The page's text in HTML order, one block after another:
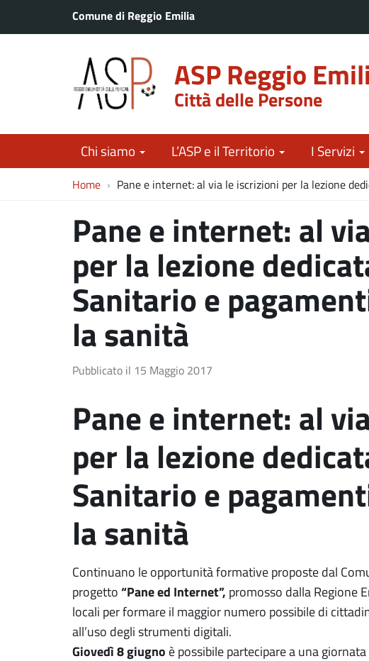
Comune di Reggio Emilia
ASP Reggio
Città delle Persone
Chi siamo L’ASP e il Territorio I Servizi
Home Pane e internet: al via le iscrizioni per la lezione
Pane e internet: al
per la lezione
Sanitario e
la sanità
Pubblicato il 15 Maggio 2017
Pane e internet: al
per la lezione
Sanitario e
la sanità
Continuano le opportunità formative proposte dal
progetto “Pane ed Internet”, promosso dalla Regione
locali per formare il maggior numero possibile di
all’uso degli strumenti digitali.
Giovedì 8 giugno è possibile partecipare a una